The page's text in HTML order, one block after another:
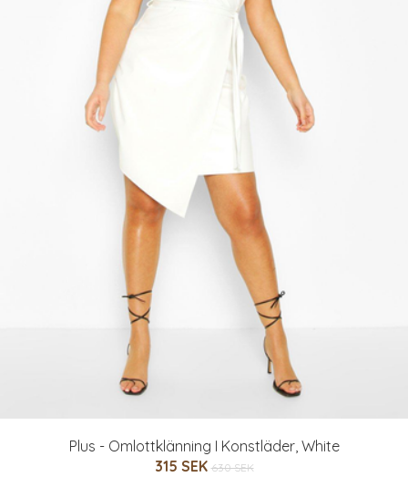
Plus - Omlottklänning I Konstläder, White
315 SEK 630 SEK